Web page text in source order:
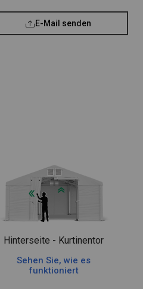
E-Mail senden
Hinterseite - Kurtinentor
Sehen Sie, wie es
funktioniert